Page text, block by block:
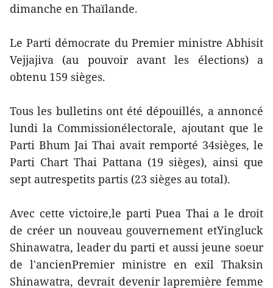
dimanche en Thaïlande.
Le Parti démocrate du Premier ministre Abhisit
Vejjajiva (au pouvoir avant les élections) a
obtenu 159 sièges.
Tous les bulletins ont été dépouillés, a annoncé
lundi la Commissionélectorale, ajoutant que le
Parti Bhum Jai Thai avait remporté 34sièges, le
Parti Chart Thai Pattana (19 sièges), ainsi que
sept autrespetits partis (23 sièges au total).
Avec cette victoire,le parti Puea Thai a le droit
de créer un nouveau gouvernement etYingluck
Shinawatra, leader du parti et aussi jeune soeur
de l'ancienPremier ministre en exil Thaksin
Shinawatra, devrait devenir lapremière femme